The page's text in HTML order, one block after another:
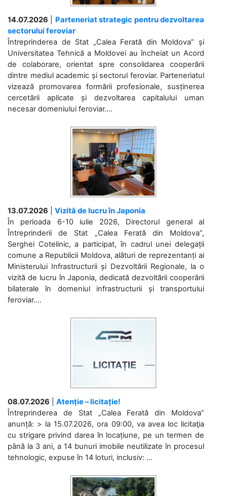
14.07.2026
Parteneriat strategic pentru dezvoltarea
sectorului feroviar
Întreprinderea de Stat „Calea Ferată din Moldova” și
Universitatea Tehnică a Moldovei au încheiat un Acord
de colaborare, orientat spre consolidarea cooperării
dintre mediul academic și sectorul feroviar. Parteneriatul
vizează promovarea formării profesionale, susținerea
cercetării aplicate și dezvoltarea capitalului uman
necesar domeniului feroviar....
13.07.2026
Vizită de lucru în Japonia
În perioada 6-10 iulie 2026, Directorul general al
Întreprinderii de Stat „Calea Ferată din Moldova”,
Serghei Cotelinic, a participat, în cadrul unei delegații
comune a Republicii Moldova, alături de reprezentanți ai
Ministerului Infrastructurii și Dezvoltării Regionale, la o
vizită de lucru în Japonia, dedicată dezvoltării cooperării
bilaterale în domeniul infrastructurii și transportului
feroviar....
08.07.2026
Atenție – licitație!
Întreprinderea de Stat „Calea Ferată din Moldova”
anunță: > la 15.07.2026, ora 09:00, va avea loc licitaţia
cu strigare privind darea în locațiune, pe un termen de
până la 3 ani, a 14 bunuri imobile neutilizate în procesul
tehnologic, expuse în 14 loturi, inclusiv: ...